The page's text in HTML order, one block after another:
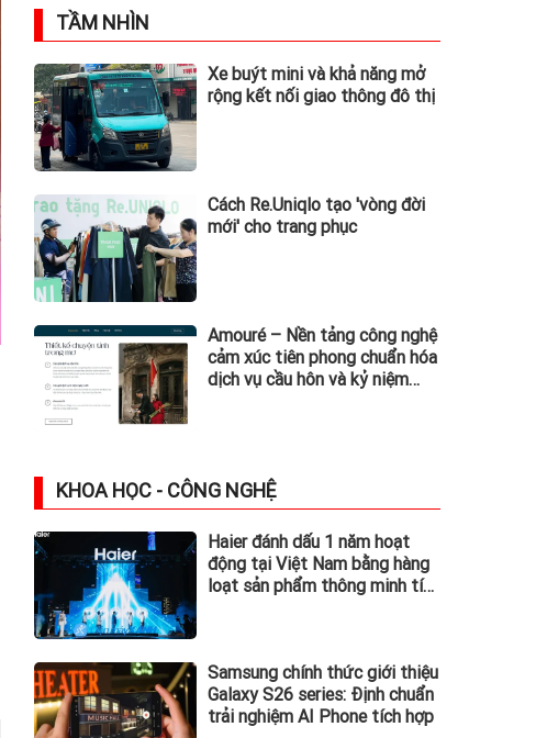
TẦM NHÌN
Xe buýt mini và khả năng mở
rộng kết nối giao thông đô thị
Cách Re.Uniqlo tạo 'vòng đời
mới' cho trang phục
Amouré – Nền tảng công nghệ
cảm xúc tiên phong chuẩn hóa
dịch vụ cầu hôn và kỷ niệm
KHOA HỌC - CÔNG NGHỆ
Haier đánh dấu 1 năm hoạt
động tại Việt Nam bằng hàng
loạt sản phẩm thông minh tích
Samsung chính thức giới thiệu
Galaxy S26 series: Định chuẩn
trải nghiệm AI Phone tích hợp